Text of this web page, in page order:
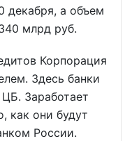
декабря, а объем
млрд руб.
Корпорация
Здесь банки
Заработает
как они будут
России.